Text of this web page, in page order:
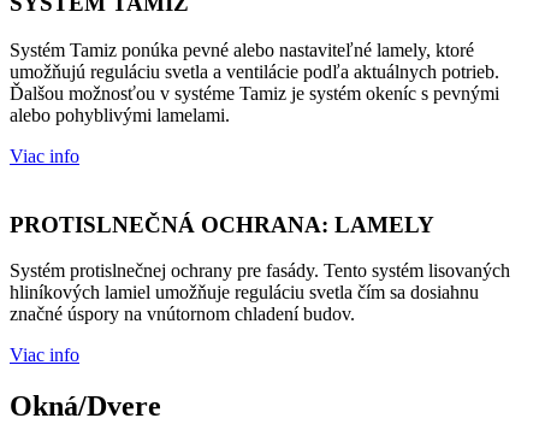
Systém Tamiz ponúka pevné alebo nastaviteľné lamely, ktoré
umožňujú reguláciu svetla a ventilácie podľa aktuálnych potrieb.
Ďalšou možnosťou v systéme Tamiz je systém okeníc s pevnými
alebo pohyblivými lamelami.
Viac info
PROTISLNEČNÁ OCHRANA: LAMELY
Systém protislnečnej ochrany pre fasády. Tento systém lisovaných
hliníkových lamiel umožňuje reguláciu svetla čím sa dosiahnu
značné úspory na vnútornom chladení budov.
Viac info
Okná/Dvere